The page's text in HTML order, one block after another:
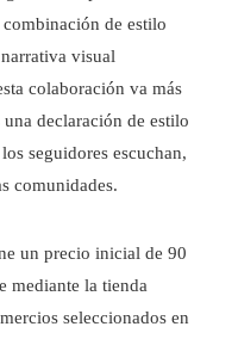
de estilo
visual
colaboración va más
declaración de estilo
seguidores escuchan,
comunidades.
un precio inicial de 90
mediante la tienda
seleccionados en